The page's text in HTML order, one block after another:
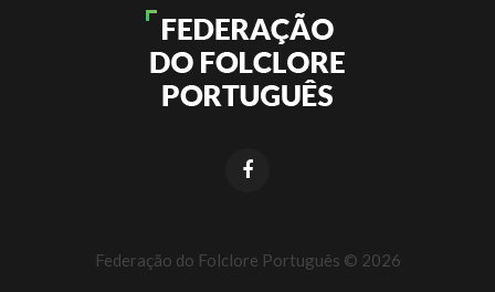
Federação do Folclore Português © 2026